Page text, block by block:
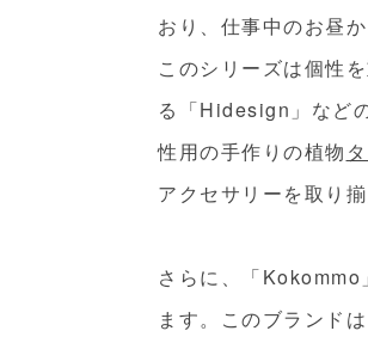
おり、仕事中のお昼
このシリーズは個性
る「Hidesign」など
性用の手作りの植物
アクセサリーを取り揃
さらに、「Kokommo
ます。このブランド